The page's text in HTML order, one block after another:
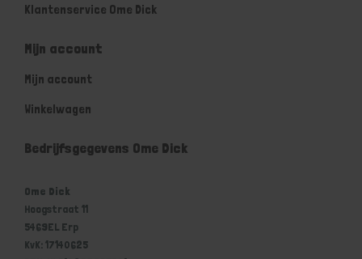
Klantenservice Ome Dick
Mijn account
Mijn account
Winkelwagen
Bedrijfsgegevens Ome Dick
Ome Dick
Hoogstraat 11
5469EL Erp
KvK: 17140625